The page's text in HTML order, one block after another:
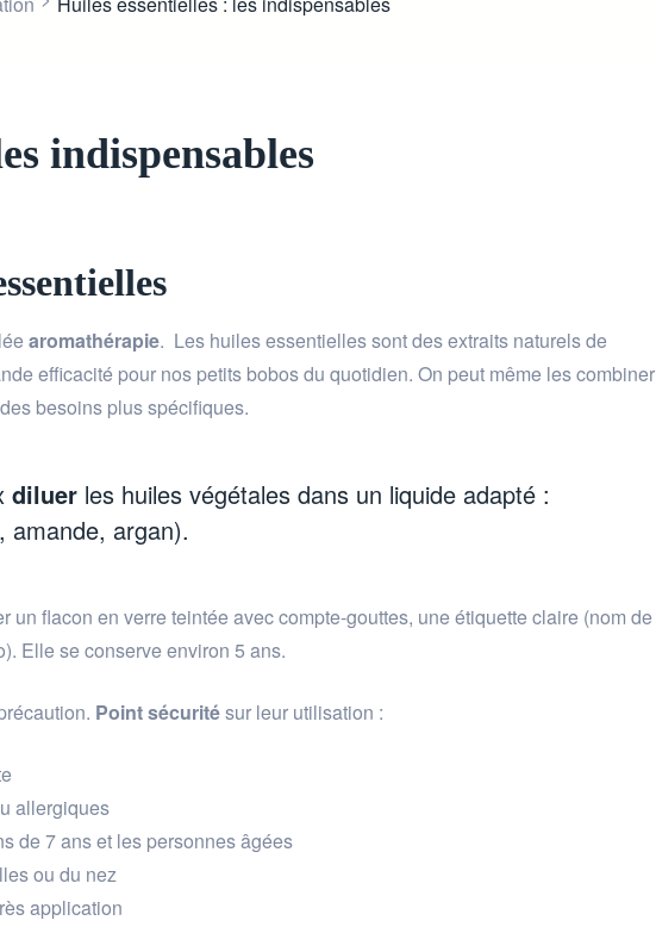
indispensables
aromathérapie. Les huiles essentielles sont des extraits naturels de
efficacité pour nos petits bobos du quotidien. On peut même les combiner
besoins plus spécifiques.
diluer les huiles végétales dans un liquide adapté :
amande, argan).
un flacon en verre teintée avec compte-gouttes, une étiquette claire (nom de
Elle se conserve environ 5 ans.
Point sécuritésur leur utilisation :
allergiques
de 7 ans et les personnes âgées
ou du nez
application